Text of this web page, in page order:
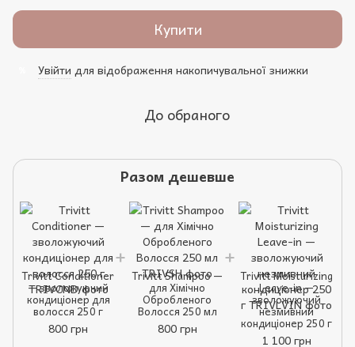
Купити
Увійти для відображення накопичувальної знижки
До обраного
Разом дешевше
Trivitt Conditioner
— зволожуючий
кондиціонер для
волосся 250 г
800 грн
Trivitt Shampoo —
для Хімічно
Обробленого
Волосся 250 мл
800 грн
Trivitt Moisturizing
Leave-in —
зволожуючий
незмивний
кондиціонер 250 г
1 100 грн